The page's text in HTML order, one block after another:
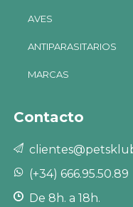
AVES
ANTIPARASITARIOS
MARCAS
Contacto
(+34) 666.95.50.89
De 8h. a 18h.